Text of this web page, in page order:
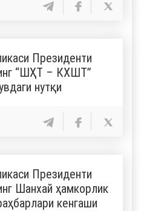
Президенти
“ШҲТ – КХШТ”
нутқи
Президенти
Шанхай ҳамкорлик
кенгаши